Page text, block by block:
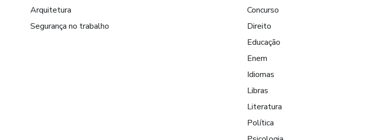
Arquitetura
Segurança no trabalho
Concurso
Direito
Educação
Enem
Idiomas
Libras
Literatura
Política